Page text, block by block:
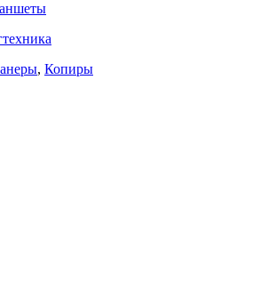
, Копиры